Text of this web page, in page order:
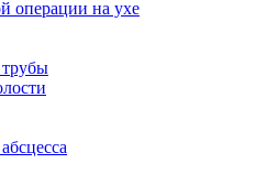
операции на ухе
трубы